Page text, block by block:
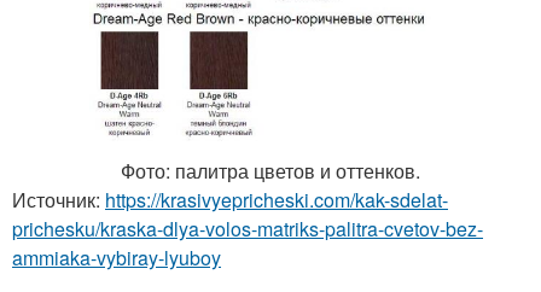
Фото: палитра цветов и оттенков.
Источник: https://krasivyepricheski.com/kak-sdelat-
prichesku/kraska-dlya-volos-matriks-palitra-cvetov-bez-
ammiaka-vybiray-lyuboy